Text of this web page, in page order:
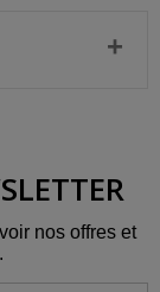
nos offres et